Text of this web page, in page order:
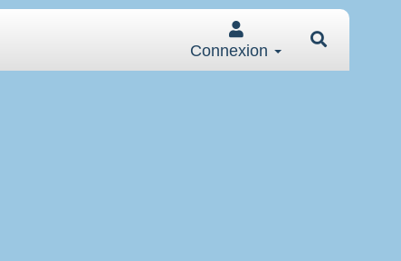
Connexion